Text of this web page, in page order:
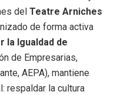
del Teatre Arniches
de forma activa
la Igualdad de
de Empresarias,
AEPA), mantiene
respaldar la cultura